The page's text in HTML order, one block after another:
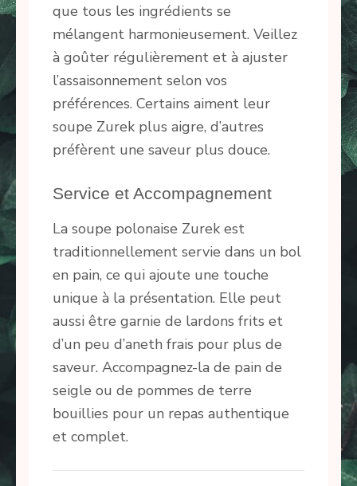
que tous les ingrédients se
mélangent harmonieusement. Veillez
à goûter régulièrement et à ajuster
l’assaisonnement selon vos
préférences. Certains aiment leur
soupe Zurek plus aigre, d’autres
préfèrent une saveur plus douce.
Service et Accompagnement
La soupe polonaise Zurek est
traditionnellement servie dans un bol
en pain, ce qui ajoute une touche
unique à la présentation. Elle peut
aussi être garnie de lardons frits et
d’un peu d’aneth frais pour plus de
saveur. Accompagnez-la de pain de
seigle ou de pommes de terre
bouillies pour un repas authentique
et complet.